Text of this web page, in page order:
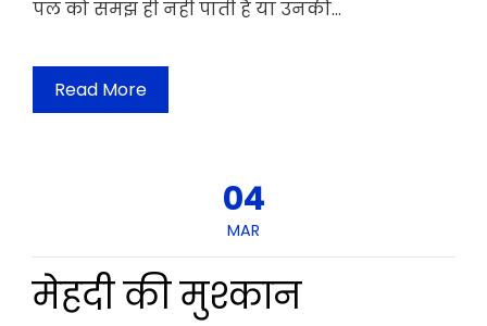
पल को समझ ही नही पाती है या उनकी…
Read More
04
MAR
मेहदी की मुश्कान